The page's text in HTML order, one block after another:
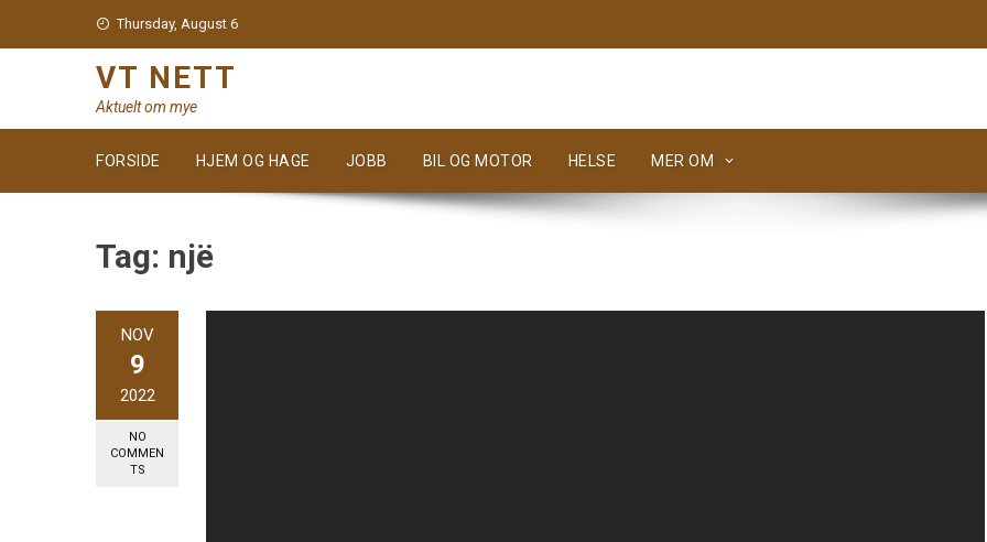
Thursday, August 6
VT NETT
Aktuelt om mye
FORSIDE HJEM OG HAGE JOBB BIL OG MOTOR HELSE MER OM
Tag: një
NOV
9
2022
NO
COMMEN
TS